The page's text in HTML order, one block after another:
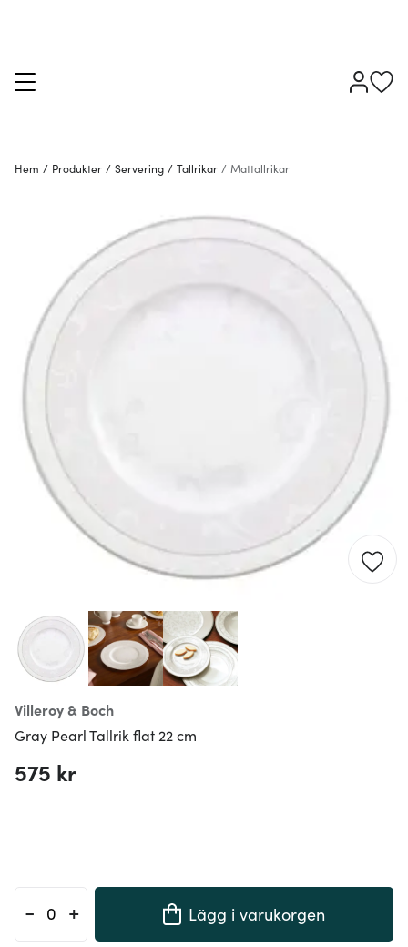
Hem / Produkter / Servering / Tallrikar / Mattallrikar
Villeroy & Boch
Gray Pearl Tallrik flat 22 cm
575 kr
- + Lägg i varukorgen